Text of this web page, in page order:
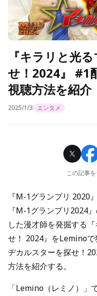
『キラリと光
せ！2024』 #1
視聴方法を紹介
2025/1/3 エンタメ
この記事
『M-1グランプリ 2020
『M-1グランプリ2024
した漫才師を発掘する
せ！ 2024』をLemino
ヂカルスターを探せ！
方法を紹介する。
「Lemino（レミノ）」